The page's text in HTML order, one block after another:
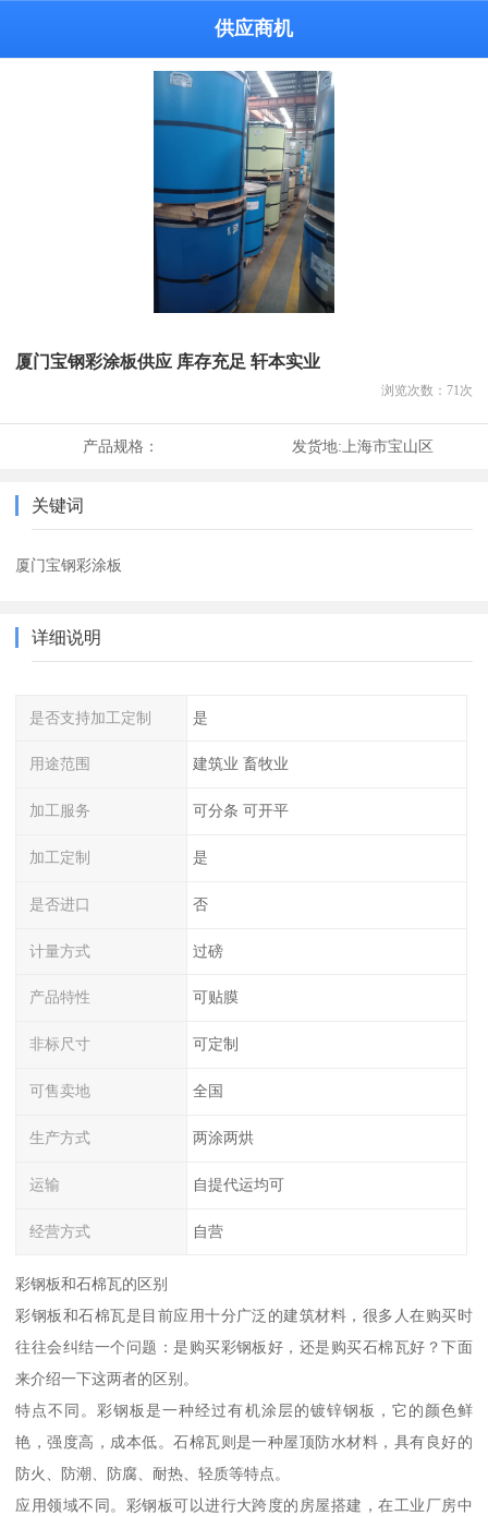
供应商机
厦门宝钢彩涂板供应 库存充足 轩本实业
浏览次数： 71 次
产品规格： 发货地:上海市宝山区
关键词
厦门宝钢彩涂板
详细说明
是否支持加工定制 是
用途范围 建筑业 畜牧业
加工服务 可分条 可开平
加工定制 是
是否进口 否
计量方式 过磅
产品特性 可贴膜
非标尺寸 可定制
可售卖地 全国
生产方式 两涂两烘
运输 自提代运均可
经营方式 自营
彩钢板和石棉瓦的区别
彩钢板和石棉瓦是目前应用十分广泛的建筑材料，很多人在购买时
往往会纠结一个问题：是购买彩钢板好，还是购买石棉瓦好？下面
来介绍一下这两者的区别。
特点不同。彩钢板是一种经过有机涂层的镀锌钢板，它的颜色鲜
艳，强度高，成本低。石棉瓦则是一种屋顶防水材料，具有良好的
防火、防潮、防腐、耐热、轻质等特点。
应用领域不同。彩钢板可以进行大跨度的房屋搭建，在工业厂房中